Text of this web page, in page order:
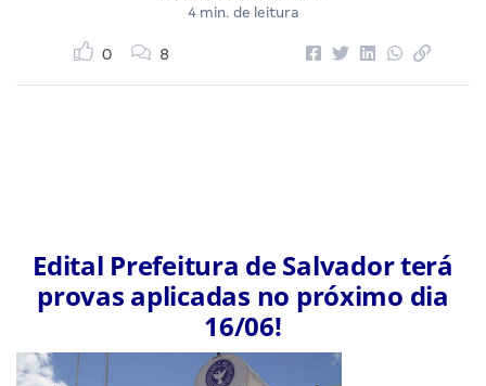
4 min. de leitura
0 8
Edital Prefeitura de Salvador terá
provas aplicadas no próximo dia
16/06!